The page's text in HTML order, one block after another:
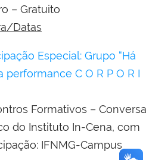
– Gratuito
Datas
Especial: Grupo “Há
performance C O R P O R I
Formativos – Conversa
do Instituto In-Cena, com
IFNMG-Campus